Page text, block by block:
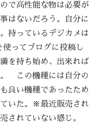
で高性能な物は必要が
はないだろう。自分に
持っているデジカメは
ってブログに投稿し
を持ち始め、出来れば
。 この機種には自分の
良い機種であったため
いた。※最近販売され
されていない感じ。